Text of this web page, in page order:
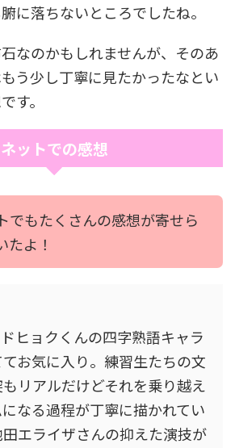
に落ちないところでしたね。
なのかもしれませんが、そのあ
う少し丁寧に見たかったなとい
す。
ネットでの感想
でもたくさんの感想が寄せら
たよ！
ドヒョクくんの四字熟語キャラ
お気に入り。練習生たちの文
リアルだけどそれを乗り越え
なる過程が丁寧に描かれてい
エライザさんの抑えた演技が